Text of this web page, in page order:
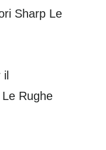
Sharp Le